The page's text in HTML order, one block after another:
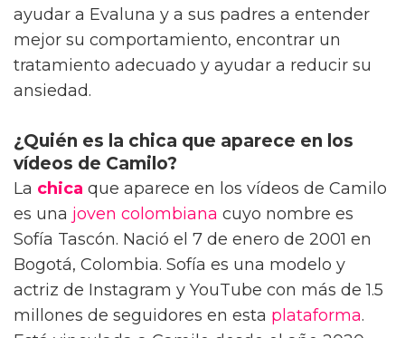
ayudar a Evaluna y a sus padres a entender
mejor su comportamiento, encontrar un
tratamiento adecuado y ayudar a reducir su
ansiedad.
¿Quién es la chica que aparece en los
vídeos de Camilo?
La chica que aparece en los vídeos de Camilo
es una joven colombiana cuyo nombre es
Sofía Tascón. Nació el 7 de enero de 2001 en
Bogotá, Colombia. Sofía es una modelo y
actriz de Instagram y YouTube con más de 1.5
millones de seguidores en esta plataforma.